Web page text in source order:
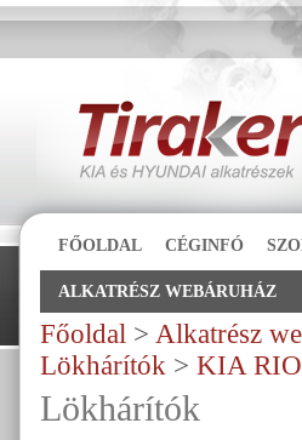
FŐOLDAL CÉGINFÓ
ALKATRÉSZ WEBÁRUHÁZ
Főoldal > Alkatrész
Lökhárítók > KIA
Lökhárítók